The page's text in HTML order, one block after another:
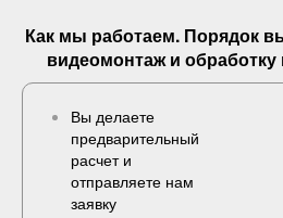
Как мы работаем. Порядок
видеомонтаж и
Вы делаете
предварительный
расчет и
отправляете нам
заявку